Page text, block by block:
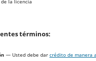
la licencia
términos:
— Usted debe dar crédito de manera